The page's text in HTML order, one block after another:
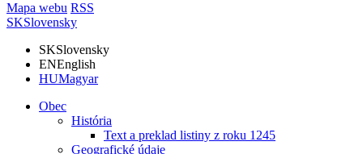
Mapa webu RSS
SKSlovensky
SKSlovensky
ENEnglish
HUMagyar
Obec
História
Text a preklad listiny z roku 1245
Geografické údaje